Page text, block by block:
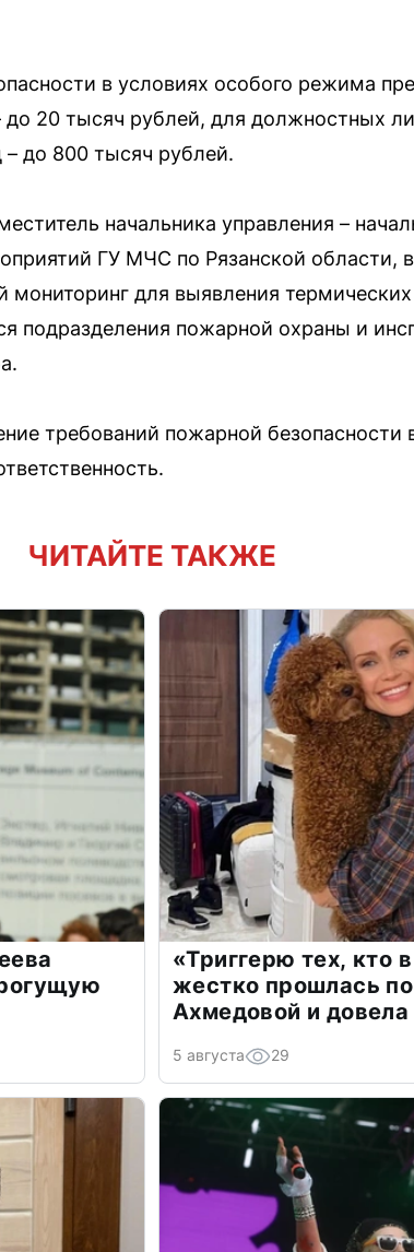
в условиях особого режима
20 тысяч рублей, для должностных
до 800 тысяч рублей.
начальника управления –
ГУ МЧС по Рязанской области,
мониторинг для выявления
подразделения пожарной охраны и
требований пожарной безопасности
ЧИТАЙТЕ ТАКЖЕ
«Триггерю тех, кто
жестко прошлась по
Ахмедовой и довела
5 августа 29